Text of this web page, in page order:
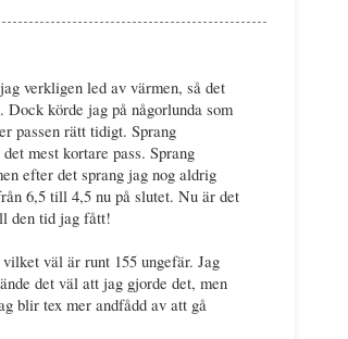
verkligen led av värmen, så det
körde jag på någorlunda som
passen rätt tidigt. Sprang
mest kortare pass. Sprang
efter det sprang jag nog aldrig
6,5 till 4,5 nu på slutet. Nu är det
den tid jag fått!
väl är runt 155 ungefär. Jag
det väl att jag gjorde det, men
blir tex mer andfådd av att gå